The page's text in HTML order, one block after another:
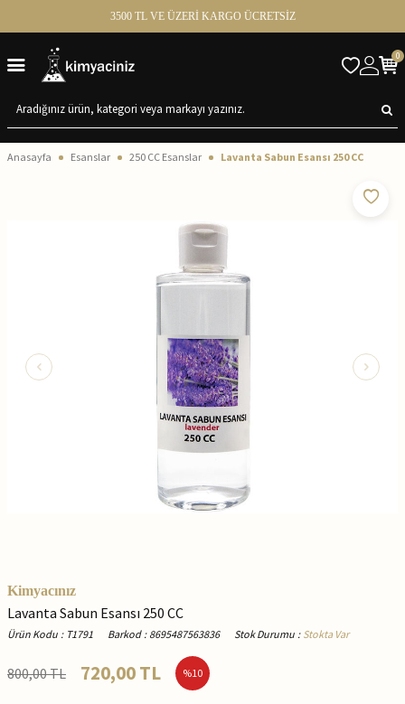
3500 TL VE ÜZERİ KARGO ÜCRETSİZ
0
Anasayfa Esanslar 250 CC Esanslar Lavanta Sabun Esansı 250 CC
Kimyacınız
Lavanta Sabun Esansı 250 CC
Ürün Kodu : T1791 Barkod : 8695487563836 Stok Durumu : Stokta Var
800,00TL 720,00TL %10